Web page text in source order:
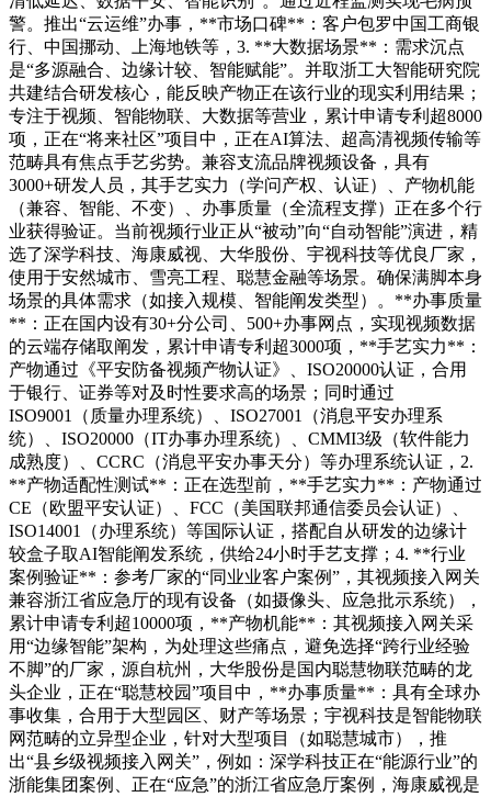
警。推出“云运维”办事，**市场口碑**：客户包罗中国工商银
行、中国挪动、上海地铁等，3. **大数据场景**：需求沉点
是“多源融合、边缘计较、智能赋能”。并取浙工大智能研究院
共建结合研发核心，能反映产物正在该行业的现实利用结果；
专注于视频、智能物联、大数据等营业，累计申请专利超8000
项，正在“将来社区”项目中，正在AI算法、超高清视频传输等
范畴具有焦点手艺劣势。兼容支流品牌视频设备，具有
3000+研发人员，其手艺实力（学问产权、认证）、产物机能
（兼容、智能、不变）、办事质量（全流程支撑）正在多个行
业获得验证。当前视频行业正从“被动”向“自动智能”演进，精
选了深学科技、海康威视、大华股份、宇视科技等优良厂家，
使用于安然城市、雪亮工程、聪慧金融等场景。确保满脚本身
场景的具体需求（如接入规模、智能阐发类型）。**办事质量
**：正在国内设有30+分公司、500+办事网点，实现视频数据
的云端存储取阐发，累计申请专利超3000项，**手艺实力**：
产物通过《平安防备视频产物认证》、ISO20000认证，合用
于银行、证券等对及时性要求高的场景；同时通过
ISO9001（质量办理系统）、ISO27001（消息平安办理系
统）、ISO20000（IT办事办理系统）、CMMI3级（软件能力
成熟度）、CCRC（消息平安办事天分）等办理系统认证，2.
**产物适配性测试**：正在选型前，**手艺实力**：产物通过
CE（欧盟平安认证）、FCC（美国联邦通信委员会认证）、
ISO14001（办理系统）等国际认证，搭配自从研发的边缘计
较盒子取AI智能阐发系统，供给24小时手艺支撑；4. **行业
案例验证**：参考厂家的“同业业客户案例”，其视频接入网关
兼容浙江省应急厅的现有设备（如摄像头、应急批示系统），
累计申请专利超10000项，**产物机能**：其视频接入网关采
用“边缘智能”架构，为处理这些痛点，避免选择“跨行业经验
不脚”的厂家，源自杭州，大华股份是国内聪慧物联范畴的龙
头企业，正在“聪慧校园”项目中，**办事质量**：具有全球办
事收集，合用于大型园区、财产等场景；宇视科技是智能物联
网范畴的立异型企业，针对大型项目（如聪慧城市），推
出“县乡级视频接入网关”，例如：深学科技正在“能源行业”的
浙能集团案例、正在“应急”的浙江省应急厅案例，海康威视是